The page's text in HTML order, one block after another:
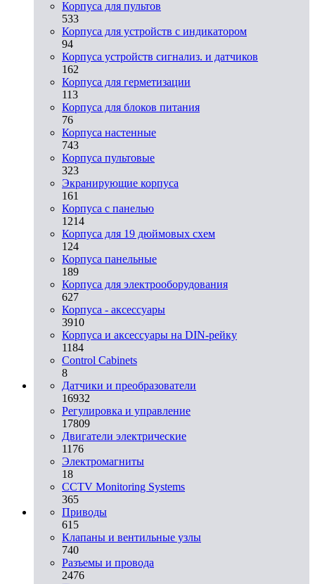
Корпуса для пультов
533
Корпуса для устройств с индикатором
94
Корпуса устройств сигнализ. и датчиков
162
Корпуса для герметизации
113
Корпуса для блоков питания
76
Корпуса настенные
743
Корпуса пультовые
323
Экранирующие корпуса
161
Корпуса с панелью
1214
Корпуса для 19 дюймовых схем
124
Корпуса панельные
189
Корпуса для электрооборудования
627
Корпуса - аксессуары
3910
Корпуса и аксессуары на DIN-рейку
1184
Control Cabinets
8
Датчики и преобразователи
16932
Регулировка и управление
17809
Двигатели электрические
1176
Электромагниты
18
CCTV Monitoring Systems
365
Приводы
615
Клапаны и вентильные узлы
740
Разъемы и провода
2476